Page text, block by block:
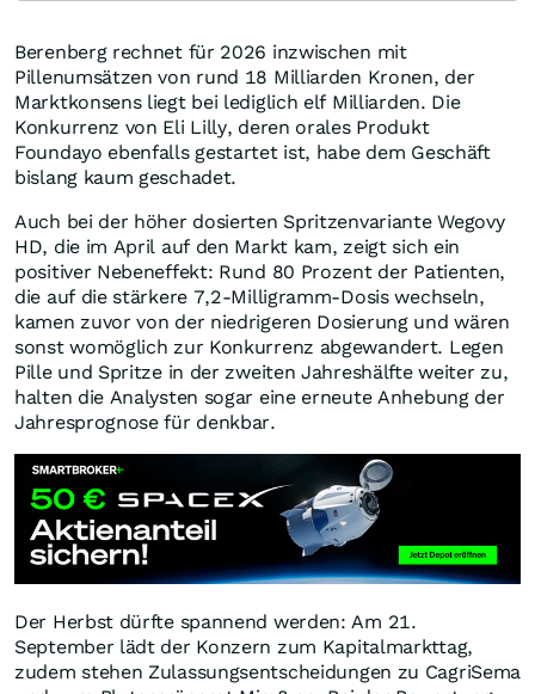
Berenberg rechnet für 2026 inzwischen mit
Pillenumsätzen von rund 18 Milliarden Kronen, der
Marktkonsens liegt bei lediglich elf Milliarden. Die
Konkurrenz von Eli Lilly, deren orales Produkt
Foundayo ebenfalls gestartet ist, habe dem Geschäft
bislang kaum geschadet.
Auch bei der höher dosierten Spritzenvariante Wegovy
HD, die im April auf den Markt kam, zeigt sich ein
positiver Nebeneffekt: Rund 80 Prozent der Patienten,
die auf die stärkere 7,2-Milligramm-Dosis wechseln,
kamen zuvor von der niedrigeren Dosierung und wären
sonst womöglich zur Konkurrenz abgewandert. Legen
Pille und Spritze in der zweiten Jahreshälfte weiter zu,
halten die Analysten sogar eine erneute Anhebung der
Jahresprognose für denkbar.
Der Herbst dürfte spannend werden: Am 21.
September lädt der Konzern zum Kapitalmarkttag,
zudem stehen Zulassungsentscheidungen zu CagriSema